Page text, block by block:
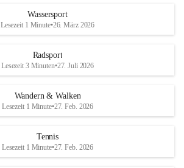
Wassersport
Lesezeit 1 Minute•26. März 2026
Radsport
Lesezeit 3 Minuten•27. Juli 2026
Wandern & Walken
Lesezeit 1 Minute•27. Feb. 2026
Tennis
Lesezeit 1 Minute•27. Feb. 2026